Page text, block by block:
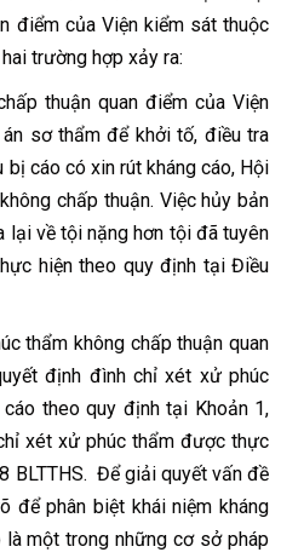
điểm của Viện kiểm sát thuộc
trường hợp xảy ra:
thuận quan điểm của Viện
sơ thẩm để khởi tố, điều tra
bị cáo có xin rút kháng cáo, Hội
chấp thuận. Việc hủy bản
lại về tội nặng hơn tội đã tuyên
hiện theo quy định tại Điều
thẩm không chấp thuận quan
định đình chỉ xét xử phúc
theo quy định tại Khoản 1,
xét xử phúc thẩm được thực
BLTTHS. Để giải quyết vấn đề
để phân biệt khái niệm kháng
là một trong những cơ sở pháp